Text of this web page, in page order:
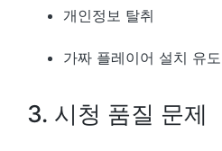
개인정보 탈취
가짜 플레이어 설치 유도
3. 시청 품질 문제